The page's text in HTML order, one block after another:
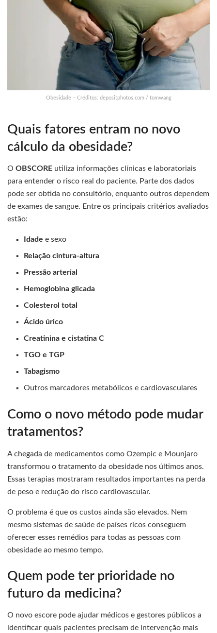
Obesidade – Créditos: depositphotos.com / tomwang
Quais fatores entram no novo
cálculo da obesidade?
O OBSCORE utiliza informações clínicas e laboratoriais
para entender o risco real do paciente. Parte dos dados
pode ser obtida no consultório, enquanto outros dependem
de exames de sangue. Entre os principais critérios avaliados
estão:
Idade e sexo
Relação cintura-altura
Pressão arterial
Hemoglobina glicada
Colesterol total
Ácido úrico
Creatinina e cistatina C
TGO e TGP
Tabagismo
Outros marcadores metabólicos e cardiovasculares
Como o novo método pode mudar
tratamentos?
A chegada de medicamentos como Ozempic e Mounjaro
transformou o tratamento da obesidade nos últimos anos.
Essas terapias mostraram resultados importantes na perda
de peso e redução do risco cardiovascular.
O problema é que os custos ainda são elevados. Nem
mesmo sistemas de saúde de países ricos conseguem
oferecer esses remédios para todas as pessoas com
obesidade ao mesmo tempo.
Quem pode ter prioridade no
futuro da medicina?
O novo escore pode ajudar médicos e gestores públicos a
identificar quais pacientes precisam de intervenção mais